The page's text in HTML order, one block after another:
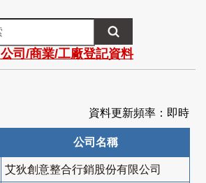
公司/商業/工廠登記資料
資料更新頻率：即時
公司名稱
艾狄創意整合行銷股份有限公司